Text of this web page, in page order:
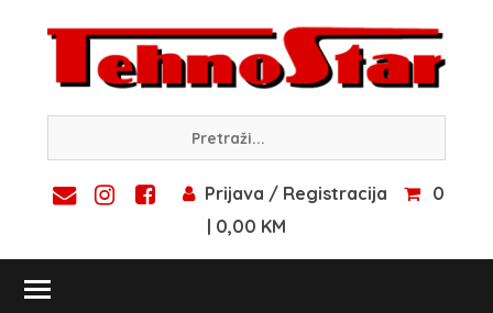
content
Prijava / Registracija
0
| 0,00 KM